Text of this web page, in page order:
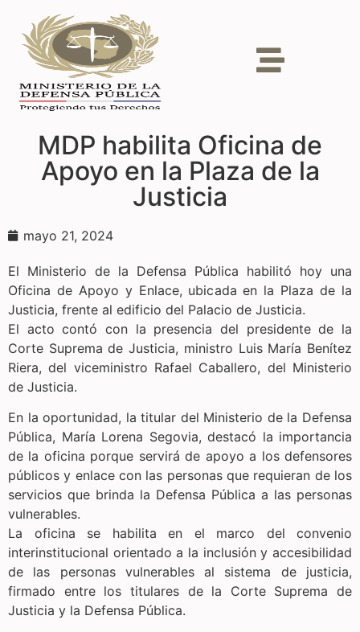
MDP habilita Oficina de
Apoyo en la Plaza de la
Justicia
mayo 21, 2024
El Ministerio de la Defensa Pública habilitó hoy una
Oficina de Apoyo y Enlace, ubicada en la Plaza de la
Justicia, frente al edificio del Palacio de Justicia.
El acto contó con la presencia del presidente de la
Corte Suprema de Justicia, ministro Luis María Benítez
Riera, del viceministro Rafael Caballero, del Ministerio
de Justicia.
En la oportunidad, la titular del Ministerio de la Defensa
Pública, María Lorena Segovia, destacó la importancia
de la oficina porque servirá de apoyo a los defensores
públicos y enlace con las personas que requieran de los
servicios que brinda la Defensa Pública a las personas
vulnerables.
La oficina se habilita en el marco del convenio
interinstitucional orientado a la inclusión y accesibilidad
de las personas vulnerables al sistema de justicia,
firmado entre los titulares de la Corte Suprema de
Justicia y la Defensa Pública.